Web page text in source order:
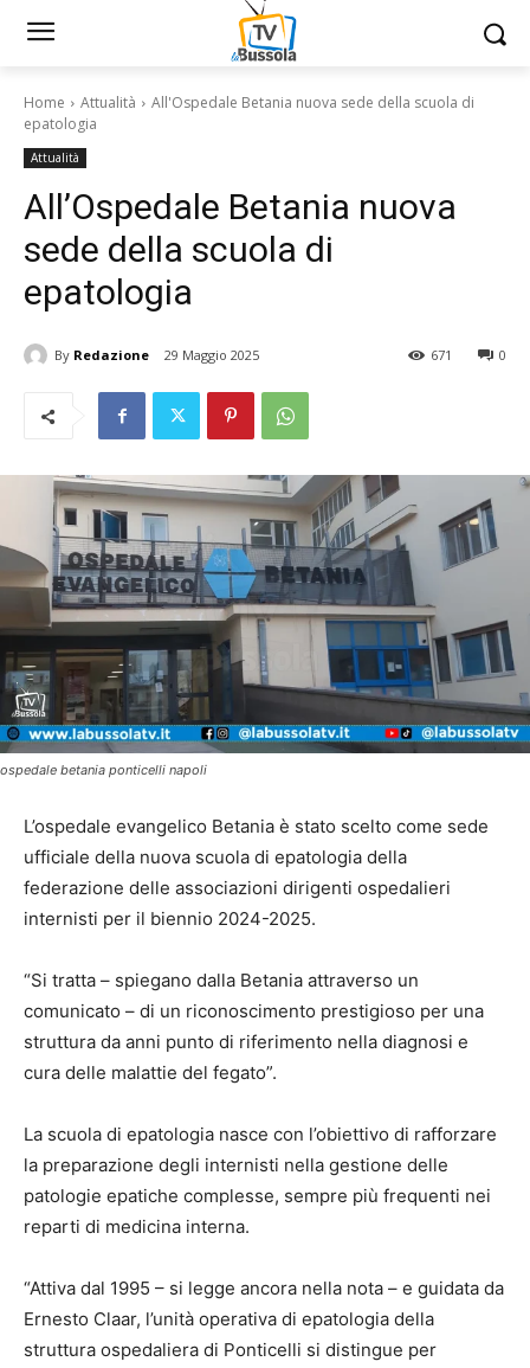
Home Attualità
All'Ospedale Betania nuova sede della scuola di
epatologia
Attualità
All’Ospedale Betania nuova
sede della scuola di
epatologia
By Redazione 29 Maggio 2025 0
671
ospedale betania ponticelli napoli
L’ospedale evangelico Betania è stato scelto come sede
ufficiale della nuova scuola di epatologia della
federazione delle associazioni dirigenti ospedalieri
internisti per il biennio 2024-2025.
“Si tratta – spiegano dalla Betania attraverso un
comunicato – di un riconoscimento prestigioso per una
struttura da anni punto di riferimento nella diagnosi e
cura delle malattie del fegato”.
La scuola di epatologia nasce con l’obiettivo di rafforzare
la preparazione degli internisti nella gestione delle
patologie epatiche complesse, sempre più frequenti nei
reparti di medicina interna.
“Attiva dal 1995 – si legge ancora nella nota – e guidata da
Ernesto Claar, l’unità operativa di epatologia della
struttura ospedaliera di Ponticelli si distingue per